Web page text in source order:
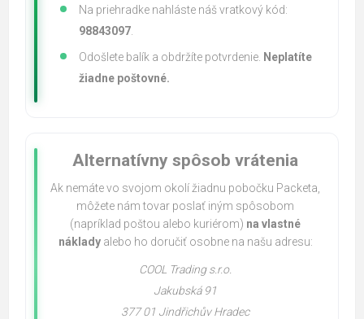
Na priehradke nahláste náš vratkový kód:
98843097
Odošlete balík a obdržíte potvrdenie. Neplatíte
žiadne poštovné.
Alternatívny spôsob vrátenia
Ak nemáte vo svojom okolí žiadnu pobočku Packeta,
môžete nám tovar poslať iným spôsobom
(napríklad poštou alebo kuriérom) na vlastné
nákladyalebo ho doručiť osobne na našu adresu:
COOL Trading s.r.o.
Jakubská 91
377 01 Jindřichův Hradec